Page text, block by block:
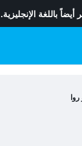
أيضاً باللغة الإنجليزية.